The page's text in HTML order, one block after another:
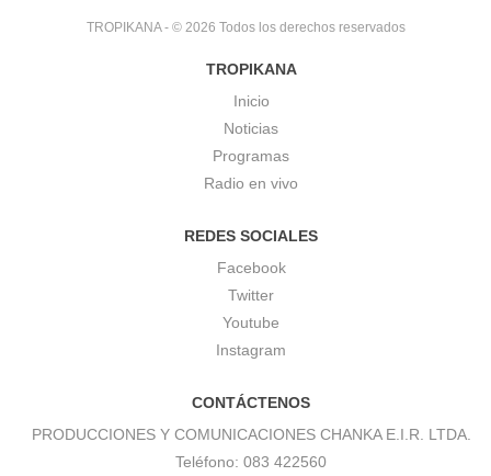
TROPIKANA- © 2026 Todos los derechos reservados
TROPIKANA
Inicio
Noticias
Programas
Radio en vivo
REDES SOCIALES
Facebook
Twitter
Youtube
Instagram
CONTÁCTENOS
PRODUCCIONES Y COMUNICACIONES CHANKA E.I.R. LTDA.
Teléfono: 083 422560